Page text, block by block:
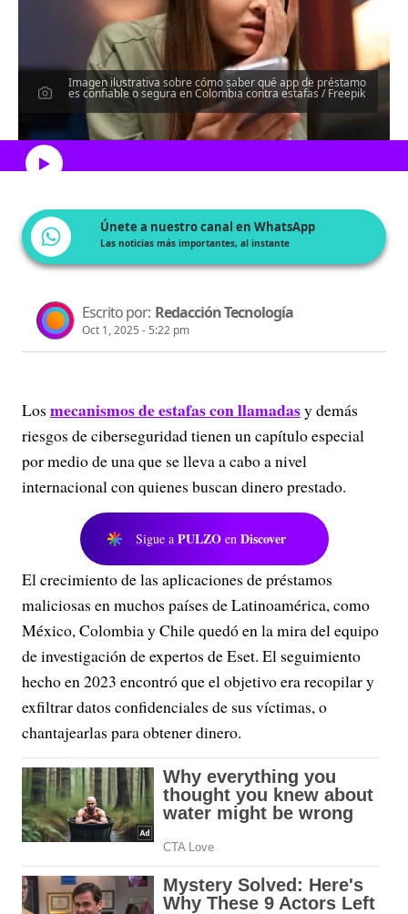
Imagen ilustrativa sobre cómo saber qué app de préstamo
es confiable o segura en Colombia contra estafas / Freepik
Escucha el artículo
Únete a nuestro canal en WhatsApp
Las noticias más importantes, al instante
Escrito por: Redacción Tecnología
Oct 1, 2025 - 5:22 pm
Los mecanismos de estafas con llamadasy demás
riesgos de ciberseguridad tienen un capítulo especial
por medio de una que se lleva a cabo a nivel
internacional con quienes buscan dinero prestado.
Sigue a PULZO en Discover
El crecimiento de las aplicaciones de préstamos
maliciosas en muchos países de Latinoamérica, como
México, Colombia y Chile quedó en la mira del equipo
de investigación de expertos de Eset. El seguimiento
hecho en 2023 encontró que el objetivo era recopilar y
exfiltrar datos confidenciales de sus víctimas, o
chantajearlas para obtener dinero.